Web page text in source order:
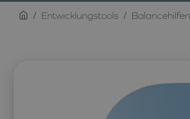
homeEntwicklungstools Balancehilfen